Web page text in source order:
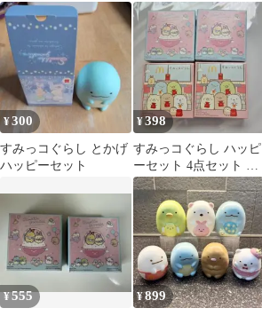
セット
２個セット
¥300
すみっコぐらし とかげ
ハッピーセット
¥398
すみっコぐらし ハッピ
ーセット 4点セット 夏
休み おもちゃ
¥555 ¥899